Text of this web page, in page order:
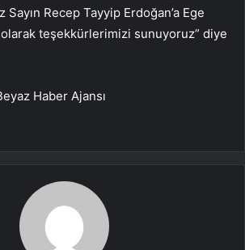
Sayın Recep Tayyip Erdoğan’a Ege
teşekkürlerimizi sunuyoruz” diye
Haber Ajansı